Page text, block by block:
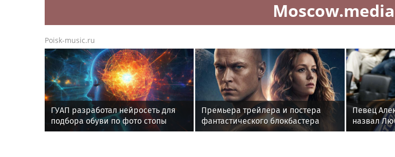
Moscow.media
Poisk-music.ru
ГУАП разработал нейросеть для
подбора обуви по фото стопы
Премьера трейлера и постера
фантастического блокбастера
«Девятая планета»
Певец
назвал
звездой